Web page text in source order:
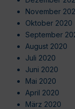
November
Oktober 2020
September
August 2020
Juli 2020
Juni 2020
Mai 2020
April 2020
März 2020